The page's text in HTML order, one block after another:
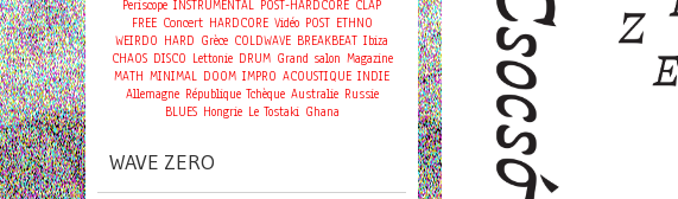
Periscope INSTRUMENTAL POST-HARDCORE CLAP
FREE Concert HARDCORE Vidéo POST ETHNO
WEIRDO HARD Grèce COLDWAVE BREAKBEAT Ibiza
CHAOS DISCO Lettonie DRUM Grand salon Magazine
MATH MINIMAL DOOM IMPRO ACOUSTIQUE INDIE
Allemagne République Tchèque Australie Russie
BLUES Hongrie Le Tostaki Ghana
WAVE ZERO